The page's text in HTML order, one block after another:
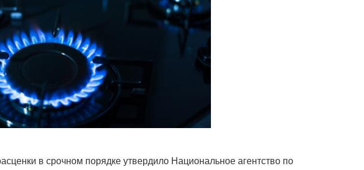
в срочном порядке утвердило Национальное агентство по